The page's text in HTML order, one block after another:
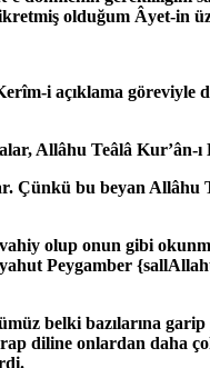
olduğum Âyet-in
i açıklama göreviyle
Allâhu Teâlâ Kur’ân-ı
Çünkü bu beyan Allâhu
olup onun gibi
Peygamber
belki bazılarına
diline onlardan daha